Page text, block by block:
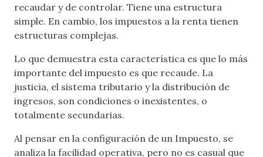
recaudar y de controlar. Tiene una estructura
simple. En cambio, los impuestos a la renta tienen
estructuras complejas.
Lo que demuestra esta característica es que lo más
importante del impuesto es que recaude. La
justicia, el sistema tributario y la distribución de
ingresos, son condiciones o inexistentes, o
totalmente secundarias.
Al pensar en la configuración de un Impuesto, se
analiza la facilidad operativa, pero no es casual que